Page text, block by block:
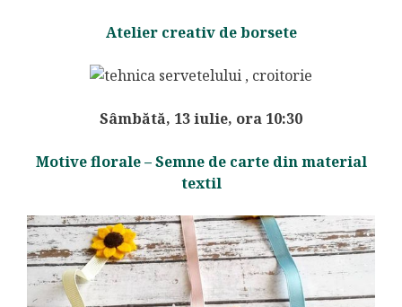
Atelier creativ de borsete
Sâmbătă, 13 iulie, ora 10:30
Motive florale – Semne de carte din material
textil